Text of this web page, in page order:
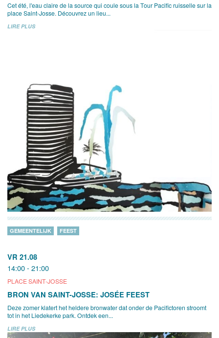
Cet été, l'eau claire de la source qui coule sous la Tour Pacific ruisselle sur la
place Saint-Josse. Découvrez un lieu...
LIRE PLUS
VR 21.08
14:00 - 21:00
PLACE SAINT-JOSSE
GEMEENTELIJK FEEST
BRON VAN SAINT-JOSSE: JOSÉE FEEST
Deze zomer klatert het heldere bronwater dat onder de Pacifictoren stroomt
tot in het Liedekerke park. Ontdek een...
LIRE PLUS